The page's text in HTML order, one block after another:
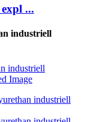
...
industriell